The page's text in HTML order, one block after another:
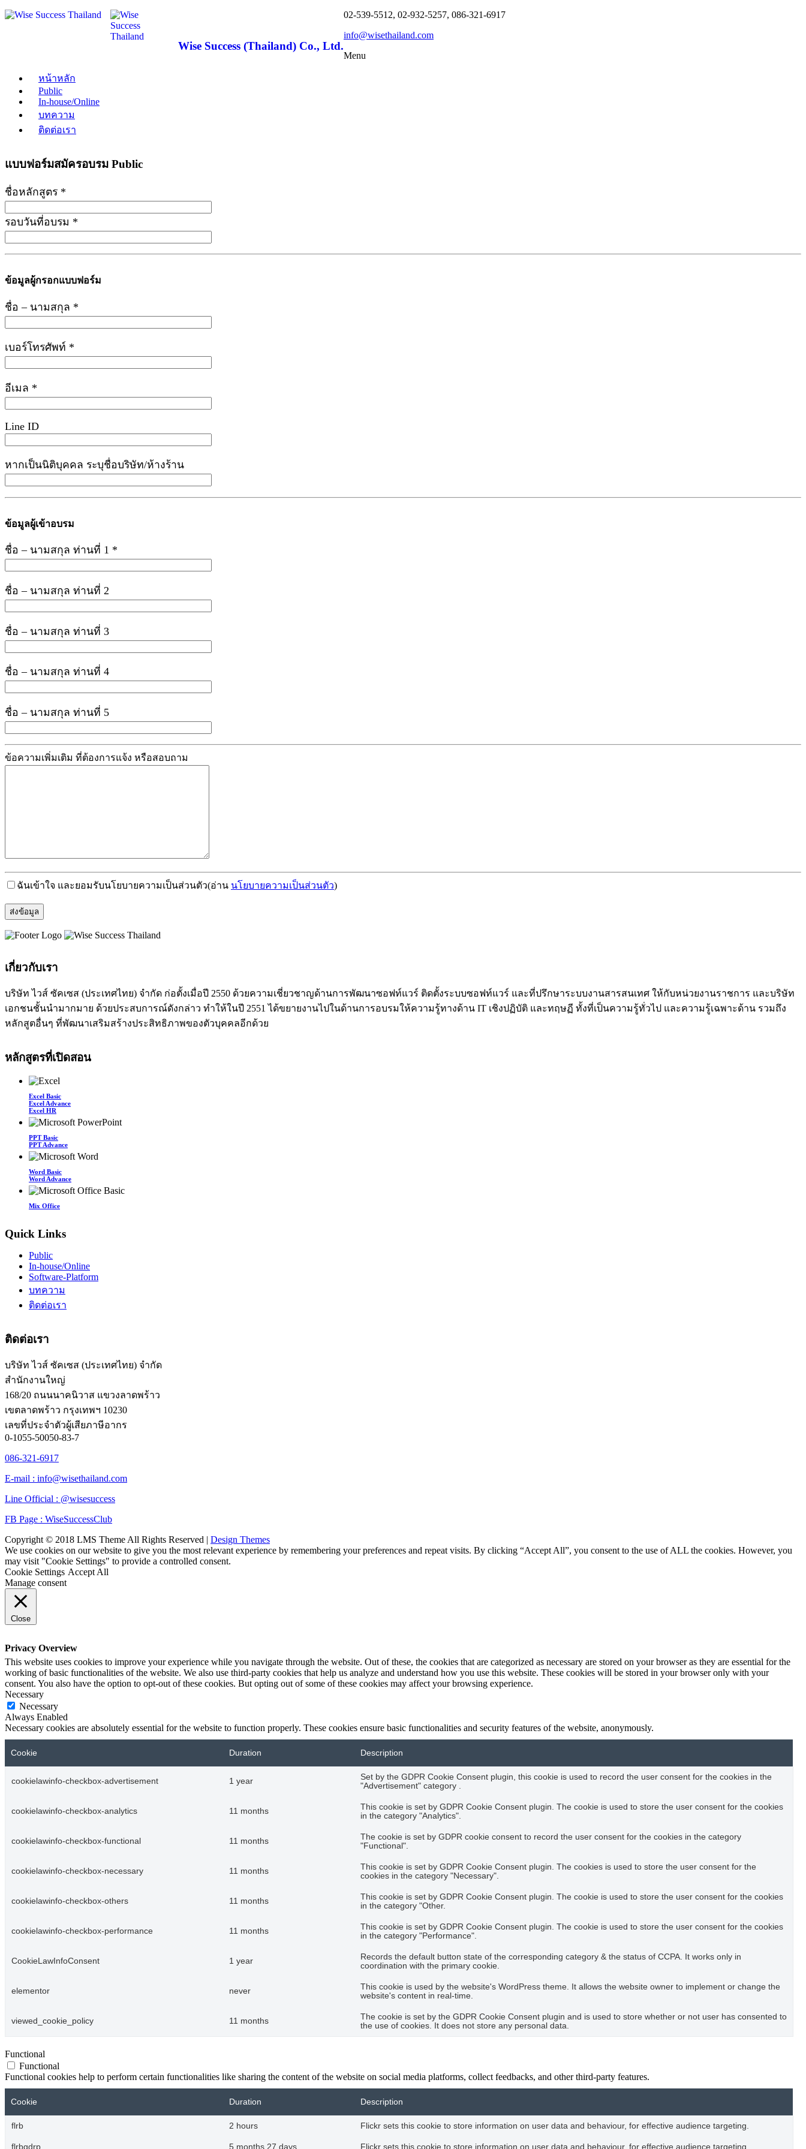
Wise Success (Thailand) Co., Ltd.
02-539-5512, 02-932-5257, 086-321-6917
info@wisethailand.com
Menu
หน้าหลัก
Public
In-house/Online
บทความ
ติดต่อเรา
แบบฟอร์มสมัครอบรม Public
ชื่อหลักสูตร *
รอบวันที่อบรม *
ข้อมูลผู้กรอกแบบฟอร์ม
ชื่อ – นามสกุล *
เบอร์โทรศัพท์ *
อีเมล *
Line ID
หากเป็นนิติบุคคล ระบุชื่อบริษัท/ห้างร้าน
ข้อมูลผู้เข้าอบรม
ชื่อ – นามสกุล ท่านที่ 1 *
ชื่อ – นามสกุล ท่านที่ 2
ชื่อ – นามสกุล ท่านที่ 3
ชื่อ – นามสกุล ท่านที่ 4
ชื่อ – นามสกุล ท่านที่ 5
ข้อความเพิ่มเติม ที่ต้องการแจ้ง หรือสอบถาม
ฉันเข้าใจ และยอมรับนโยบายความเป็นส่วนตัว(อ่าน นโยบายความเป็นส่วนตัว)
เกี่ยวกับเรา
บริษัท ไวส์ ซัคเซส (ประเทศไทย) จำกัด ก่อตั้งเมื่อปี 2550 ด้วยความเชี่ยวชาญด้านการพัฒนาซอฟท์แวร์ ติดตั้งระบบซอฟท์แวร์ และที่ปรึกษาระบบงานสารสนเทศ ให้กับหน่วยงานราชการ และบริษัท
เอกชนชั้นนำมากมาย ด้วยประสบการณ์ดังกล่าว ทำให้ในปี 2551 ได้ขยายงานไปในด้านการอบรมให้ความรู้ทางด้าน IT เชิงปฏิบัติ และทฤษฏี ทั้งที่เป็นความรู้ทั่วไป และความรู้เฉพาะด้าน รวมถึง
หลักสูตอื่นๆ ที่พัฒนาเสริมสร้างประสิทธิภาพของตัวบุคคลอีกด้วย
หลักสูตรที่เปิดสอน
Excel Basic
Excel Advance
Excel HR
PPT Basic
PPT Advance
Word Basic
Word Advance
Mix Office
Quick Links
Public
In-house/Online
Software-Platform
บทความ
ติดต่อเรา
ติดต่อเรา
บริษัท ไวส์ ซัคเซส (ประเทศไทย) จำกัด
สำนักงานใหญ่
168/20 ถนนนาคนิวาส แขวงลาดพร้าว
เขตลาดพร้าว กรุงเทพฯ 10230
เลขที่ประจำตัวผู้เสียภาษีอากร
0-1055-50050-83-7
086-321-6917
E-mail : info@wisethailand.com
Line Official : @wisesuccess
FB Page : WiseSuccessClub
Copyright © 2018 LMS Theme All Rights Reserved | Design Themes
We use cookies on our website to give you the most relevant experience by remembering your preferences and repeat visits. By clicking “Accept All”, you consent to the use of ALL the cookies. However, you
may visit "Cookie Settings" to provide a controlled consent.
Cookie Settings Accept All
Manage consent
Close
Privacy Overview
This website uses cookies to improve your experience while you navigate through the website. Out of these, the cookies that are categorized as necessary are stored on your browser as they are essential for the
working of basic functionalities of the website. We also use third-party cookies that help us analyze and understand how you use this website. These cookies will be stored in your browser only with your
consent. You also have the option to opt-out of these cookies. But opting out of some of these cookies may affect your browsing experience.
Necessary
Necessary
Always Enabled
Necessary cookies are absolutely essential for the website to function properly. These cookies ensure basic functionalities and security features of the website, anonymously.
Cookie Duration Description
cookielawinfo-checkbox-advertisement 1 year
Set by the GDPR Cookie Consent plugin, this cookie is used to record the user consent for the cookies in the
"Advertisement" category .
cookielawinfo-checkbox-analytics 11 months
This cookie is set by GDPR Cookie Consent plugin. The cookie is used to store the user consent for the cookies
in the category "Analytics".
cookielawinfo-checkbox-functional 11 months
The cookie is set by GDPR cookie consent to record the user consent for the cookies in the category
"Functional".
cookielawinfo-checkbox-necessary 11 months
This cookie is set by GDPR Cookie Consent plugin. The cookies is used to store the user consent for the
cookies in the category "Necessary".
cookielawinfo-checkbox-others 11 months
This cookie is set by GDPR Cookie Consent plugin. The cookie is used to store the user consent for the cookies
in the category "Other.
cookielawinfo-checkbox-performance 11 months
This cookie is set by GDPR Cookie Consent plugin. The cookie is used to store the user consent for the cookies
in the category "Performance".
CookieLawInfoConsent 1 year
Records the default button state of the corresponding category & the status of CCPA. It works only in
coordination with the primary cookie.
elementor never
This cookie is used by the website's WordPress theme. It allows the website owner to implement or change the
website's content in real-time.
viewed_cookie_policy 11 months
The cookie is set by the GDPR Cookie Consent plugin and is used to store whether or not user has consented to
the use of cookies. It does not store any personal data.
Functional
Functional
Functional cookies help to perform certain functionalities like sharing the content of the website on social media platforms, collect feedbacks, and other third-party features.
Cookie Duration Description
flrb 2 hours Flickr sets this cookie to store information on user data and behaviour, for effective audience targeting.
flrbgdrp 5 months 27 days Flickr sets this cookie to store information on user data and behaviour, for effective audience targeting.